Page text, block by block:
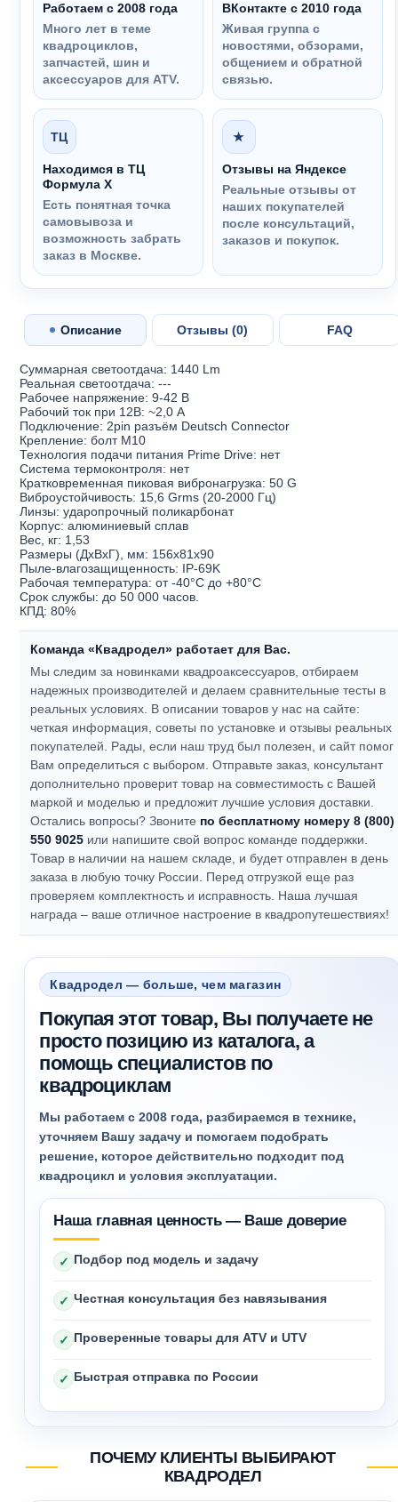
Работаем с 2008 года
Много лет в теме
квадроциклов,
запчастей, шин и
аксессуаров для ATV.
ВКонтакте с 2010 года
Живая группа с
новостями, обзорами,
общением и обратной
связью.
ТЦ
Находимся в ТЦ
Формула Х
Есть понятная точка
самовывоза и
возможность забрать
заказ в Москве.
★
Отзывы на Яндексе
Реальные отзывы от
наших покупателей
после консультаций,
заказов и покупок.
Описание Отзывы (0) FAQ
Суммарная светоотдача: 1440 Lm
Реальная светоотдача: ---
Рабочее напряжение: 9-42 В
Рабочий ток при 12В: ~2,0 A
Подключение: 2pin разъём Deutsch Connector
Крепление: болт М10
Технология подачи питания Prime Drive: нет
Система термоконтроля: нет
Кратковременная пиковая вибронагрузка: 50 G
Виброустойчивость: 15,6 Grms (20-2000 Гц)
Линзы: ударопрочный поликарбонат
Корпус: алюминиевый cплав
Вес, кг: 1,53
Размеры (ДхВхГ), мм: 156х81х90
Пыле-влагозащищенность: IP-69K
Рабочая температура: от -40°С до +80°С
Срок службы: до 50 000 часов.
КПД: 80%
Команда «Квадродел» работает для Вас.
Мы следим за новинками квадроаксессуаров, отбираем
надежных производителей и делаем сравнительные тесты в
реальных условиях. В описании товаров у нас на сайте:
четкая информация, советы по установке и отзывы реальных
покупателей. Рады, если наш труд был полезен, и сайт помог
Вам определиться с выбором.Отправьте заказ, консультант
дополнительно проверит товар на совместимость с Вашей
маркой и моделью и предложит лучшие условия доставки.
Остались вопросы? Звоните по бесплатному номеру 8 (800)
550 9025 или напишите свой вопрос команде поддержки.
Товар в наличии на нашем складе, и будет отправлен в день
заказа в любую точку России. Перед отгрузкой еще раз
проверяем комплектность и исправность. Наша лучшая
награда – ваше отличное настроение в квадропутешествиях!
Квадродел — больше, чем магазин
Покупая этот товар, Вы получаете не
просто позицию из каталога, а
помощь специалистов по
квадроциклам
Мы работаем с 2008 года, разбираемся в технике,
уточняем Вашу задачу и помогаем подобрать
решение, которое действительно подходит под
квадроцикл и условия эксплуатации.
Наша главная ценность — Ваше доверие
✓ Подбор под модель и задачу
✓ Честная консультация без навязывания
✓ Проверенные товары для ATV и UTV
✓ Быстрая отправка по России
ПОЧЕМУ КЛИЕНТЫ ВЫБИРАЮТ
КВАДРОДЕЛ